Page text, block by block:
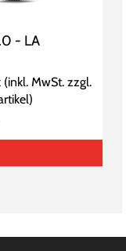
- LA
MwSt. zzgl.
)